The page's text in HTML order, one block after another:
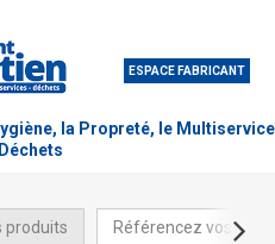
ESPACE FABRICANT
la Propreté, le Multiservice
produits Référencez vos